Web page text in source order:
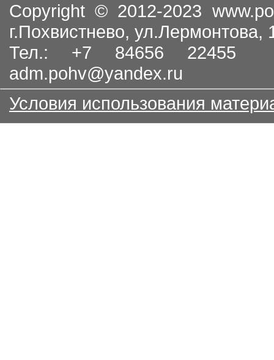
Copyright © 2012-2023
г.Похвистнево, ул.Лермонтова,
Тел.: +7 84656
adm.pohv@yandex.ru
Условия использования